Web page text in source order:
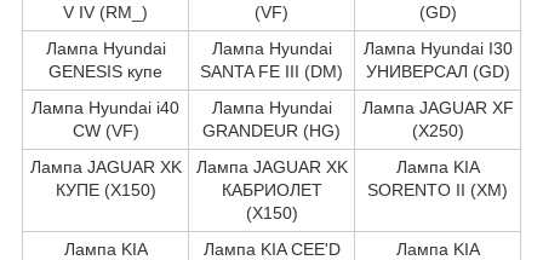
V IV (RM_)
(VF)
(GD)
Лампа Hyundai
GENESIS купе
Лампа Hyundai
SANTA FE III (DM)
Лампа Hyundai I30
УНИВЕРСАЛ (GD)
Лампа Hyundai i40
CW (VF)
Лампа Hyundai
GRANDEUR (HG)
Лампа JAGUAR XF
(X250)
Лампа JAGUAR XK
КУПЕ (X150)
Лампа JAGUAR XK
КАБРИОЛЕТ
(X150)
Лампа KIA
SORENTO II (XM)
Лампа KIA
Лампа KIA CEE'D
Лампа KIA